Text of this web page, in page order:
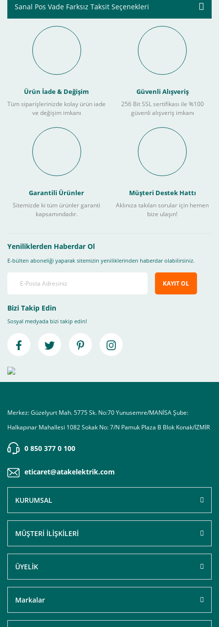
Sanal Pos Vade Farksız Taksit Seçenekleri
Ürün İade & Değişim
Tüm siparişlerinizde kolay ürün iade
ve değişim imkanı
Güvenli Alışveriş
256 Bit SSL sertifikası ile %100
güvenli alışveriş imkanı
Garantili Ürünler
Sitemizde ki tüm ürünler garanti
kapsamındadır.
Müşteri Destek Hattı
Aklınıza takılan sorular için hemen
bize ulaşın!
Yeniliklerden Haberdar Ol
E-bülten aboneliği yaparak sitemizin yeniliklerinden haberdar olabilirsiniz.
KAYIT OL
Bizi Takip Edin
Sosyal medyada bizi takip edin!
Merkez: Güzelyurt Mah. 5775 Sk. No:70 Yunusemre/MANİSA Şube:
Halkapınar Mahallesi 1082 Sokak No: 7/N Pamuk Plaza B Blok Konak/İZMİR
0 850 377 0 100
eticaret@atakelektrik.com
KURUMSAL
MÜŞTERİ İLİŞKİLERİ
ÜYELİK
Markalar